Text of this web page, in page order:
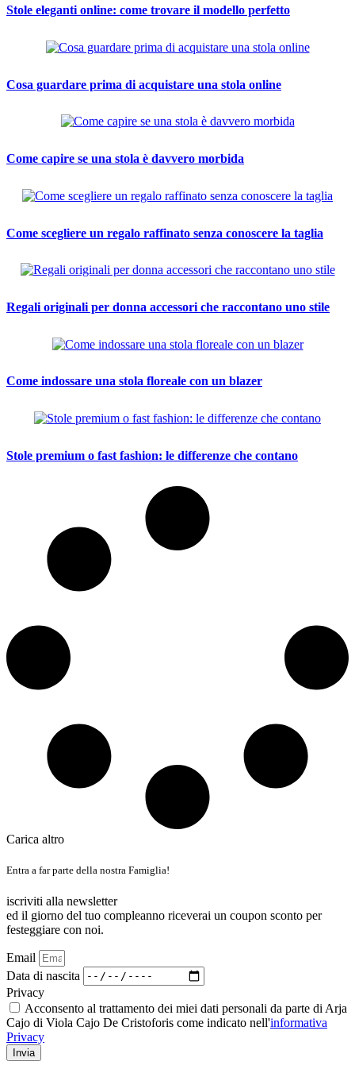
Stole eleganti online: come trovare il modello perfetto
Cosa guardare prima di acquistare una stola online
Come capire se una stola è davvero morbida
Come scegliere un regalo raffinato senza conoscere la taglia
Regali originali per donna accessori che raccontano uno stile
Come indossare una stola floreale con un blazer
Stole premium o fast fashion: le differenze che contano
Carica altro
Entra a far parte della nostra Famiglia!
iscriviti alla newsletter
ed il giorno del tuo compleanno riceverai un coupon sconto per
festeggiare con noi.
Email
Data di nascita
Privacy
Acconsento al trattamento dei miei dati personali da parte di Arja
Cajo di Viola Cajo De Cristoforis come indicato nell'informativa
Privacy
Invia